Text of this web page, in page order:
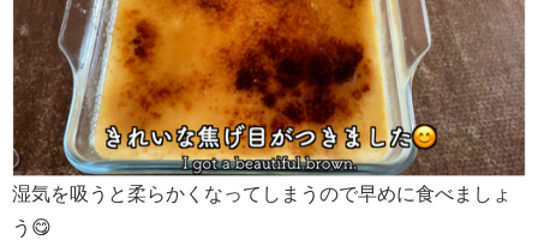
湿気を吸うと柔らかくなってしまうので早めに食べましょ
う😋